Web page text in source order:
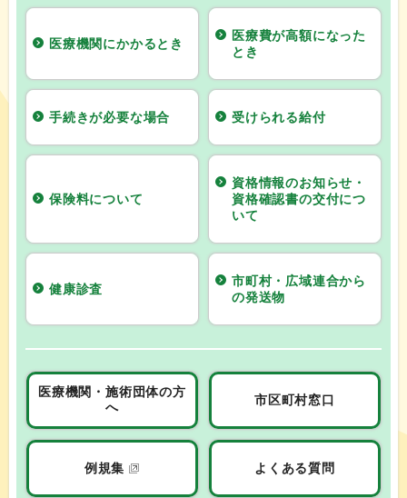
医療機関にかかるとき
医療費が高額になった
とき
手続きが必要な場合 受けられる給付
保険料について
資格情報のお知らせ・
資格確認書の交付につ
いて
健康診査
市町村・広域連合から
の発送物
医療機関・施術団体の方
へ
市区町村窓口
例規集 よくある質問